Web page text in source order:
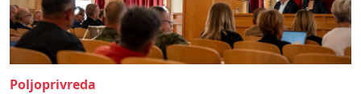
Poljoprivreda